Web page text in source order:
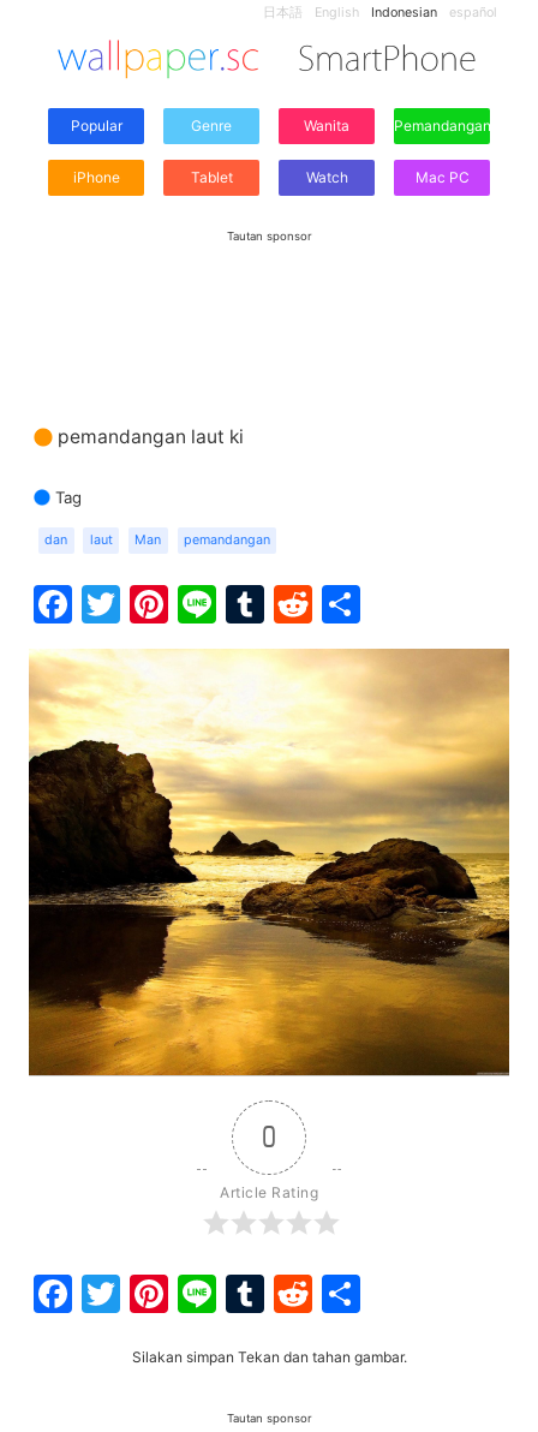
日本語 English Indonesian español
Popular Genre Wanita Pemandangan
iPhone Tablet Watch Mac PC
Tautan sponsor
pemandangan laut ki
Tag
dan laut Man pemandangan
Facebook
Twitter
Pinterest
LineTumblr
Reddit
0
Article Rating
Facebook
Twitter
Pinterest
LineTumblr
Reddit
Silakan simpan Tekan dan tahan gambar.
Tautan sponsor